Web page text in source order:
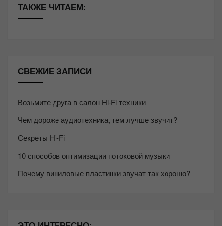
ТАКЖЕ ЧИТАЕМ:
СВЕЖИЕ ЗАПИСИ
Возьмите друга в салон Hi-Fi техники
Чем дороже аудиотехника, тем лучше звучит?
Секреты Hi-Fi
10 способов оптимизации потоковой музыки
Почему виниловые пластинки звучат так хорошо?